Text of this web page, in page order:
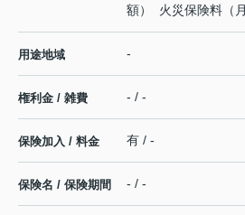
額） 火災保険料（
用途地域 -
権利金 / 雑費 - / -
保険加入 / 料金 有 / -
保険名 / 保険期間 - / -